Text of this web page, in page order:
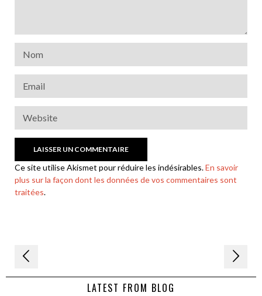
Ce site utilise Akismet pour réduire les indésirables.En savoir
plus sur la façon dont les données de vos commentaires sont
traitées.
Navigation
de LATEST FROM BLOG